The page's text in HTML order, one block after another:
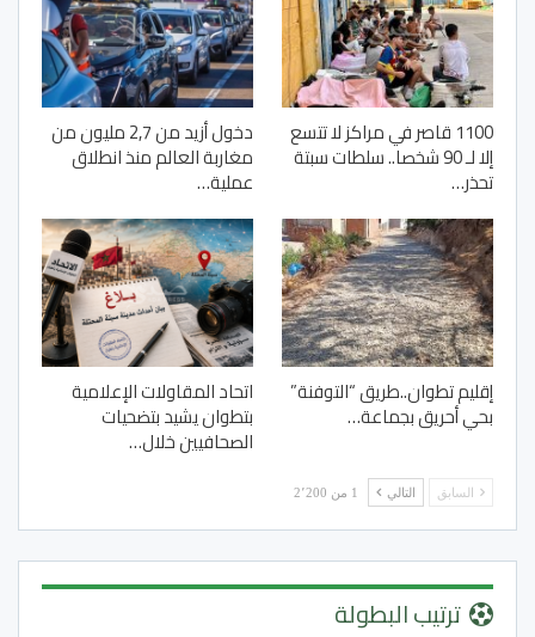
1100 قاصر في مراكز لا تتسع
إلا لـ 90 شخصا.. سلطات سبتة
تحذر…
دخول أزيد من 2,7 مليون من
مغاربة العالم منذ انطلاق
عملية…
إقليم تطوان..طريق “التوفنة”
بحي أحريق بجماعة…
اتحاد المقاولات الإعلامية
بتطوان يشيد بتضحيات
الصحافيين خلال…
السابق التالي 1 من 2٬200
ترتيب البطولة